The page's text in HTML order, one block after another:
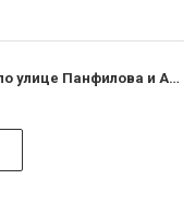
Предпраздничная подготовка по улице Панфилова и Арбат